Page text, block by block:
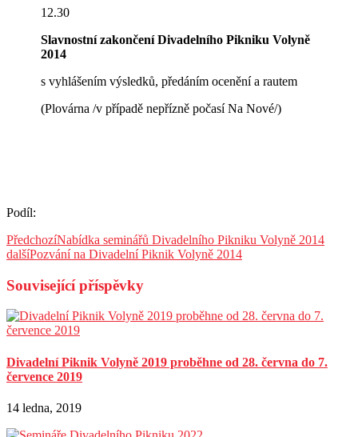
12.30
Slavnostní zakončení Divadelního Pikniku Volyně
2014
s vyhlášením výsledků, předáním ocenění a rautem
(Plovárna /v případě nepřízně počasí Na Nové/)
Podíl:
PředchozíNabídka seminářů Divadelního Pikniku Volyně 2014
dalšíPozvání na Divadelní Piknik Volyně 2014
Související příspěvky
Divadelní Piknik Volyně 2019 proběhne od 28. června do 7.
července 2019
14 ledna, 2019